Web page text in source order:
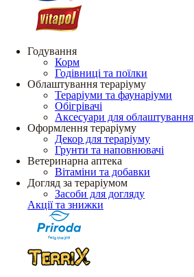
Годування
Корм
Годівниці та поїлки
Облаштування тераріуму
Тераріуми та фаунаріуми
Обігрівачі
Аксесуари для облаштування
Оформлення тераріуму
Декор для тераріуму
Грунти та наповнювачі
Ветеринарна аптека
Вітаміни та добавки
Догляд за тераріумом
Засоби для догляду
Акції та знижки